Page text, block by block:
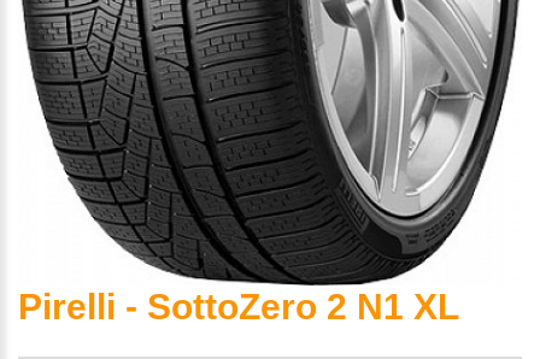
Pirelli - SottoZero 2 N1 XL